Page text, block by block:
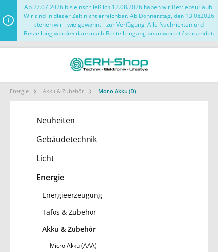
Ab 27.07.2026 bis einschließlich 12.08.2026 haben wir Betriebsurlaub.
Wir sind in dieser Zeit nicht erreichbar. Ab Donnerstag, den 13.082026
stehen wir - wie gewohnt - zur Verfügung. Alle Nachrichten und
Bestellung werden dann nach Bestelleingang beantwortet / versendet.
Energie Akku & Zubehör Mono Akku (D)
Neuheiten
Gebäudetechnik
Licht
Energie
Energieerzeugung
Tafos & Zubehör
Akku & Zubehör
Micro Akku (AAA)